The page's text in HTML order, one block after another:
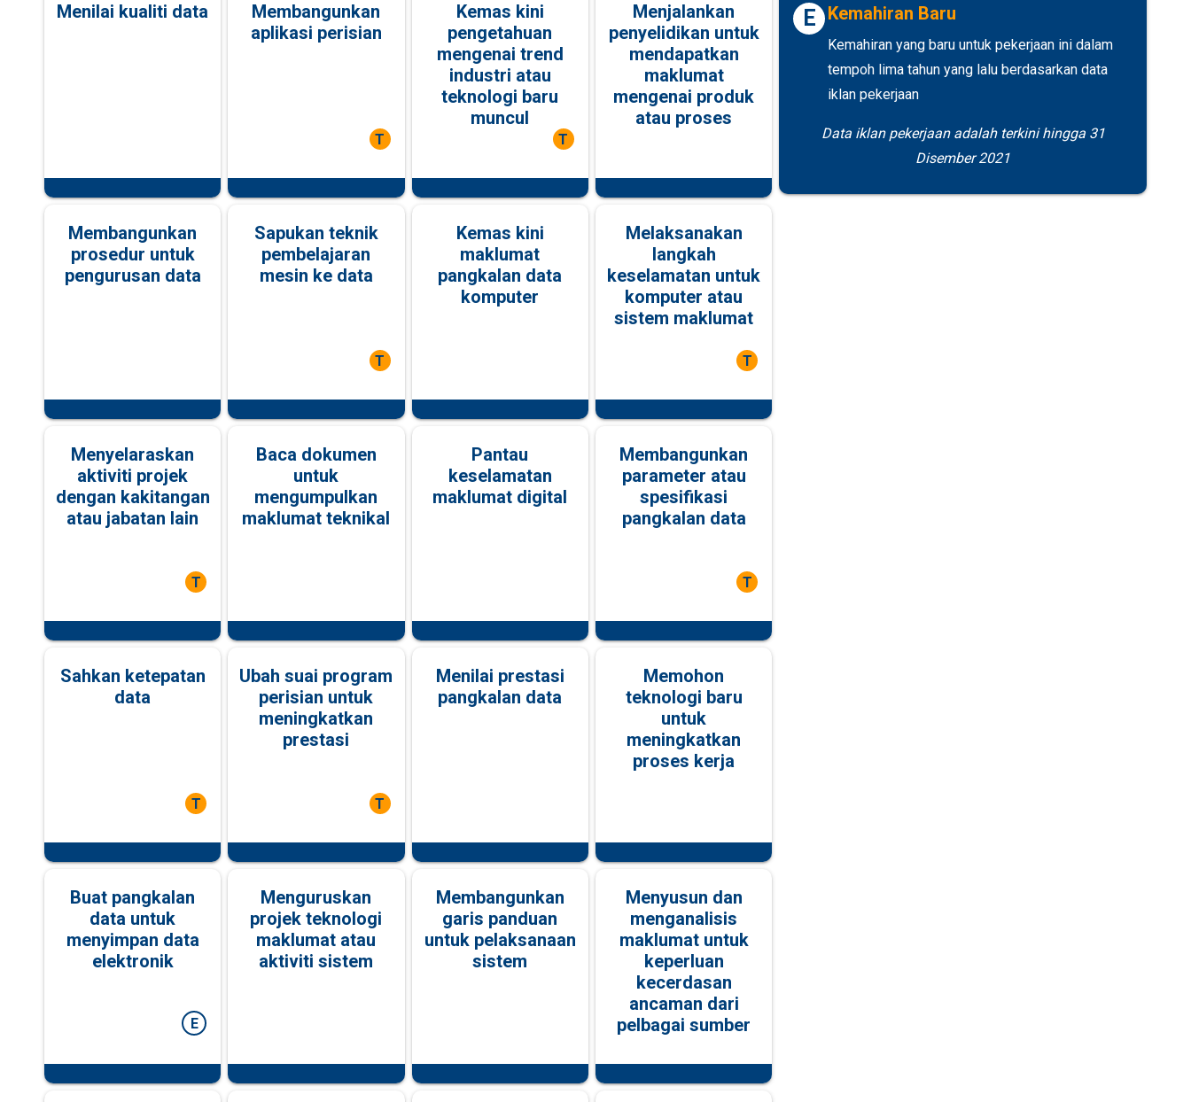
Menilai kualiti data
Membangunkan
aplikasi perisian
T
Kemas kini
pengetahuan
mengenai trend
industri atau
teknologi baru
muncul
T
Menjalankan
penyelidikan untuk
mendapatkan
maklumat
mengenai produk
atau proses
Membangunkan
prosedur untuk
pengurusan data
Sapukan teknik
pembelajaran
mesin ke data
T
Kemas kini
maklumat
pangkalan data
komputer
Melaksanakan
langkah
keselamatan untuk
komputer atau
sistem maklumat
T
Menyelaraskan
aktiviti projek
dengan kakitangan
atau jabatan lain
T
Baca dokumen
untuk
mengumpulkan
maklumat teknikal
Pantau
keselamatan
maklumat digital
Membangunkan
parameter atau
spesifikasi
pangkalan data
T
Sahkan ketepatan
data
T
Ubah suai program
perisian untuk
meningkatkan
prestasi
T
Menilai prestasi
pangkalan data
Memohon
teknologi baru
untuk
meningkatkan
proses kerja
Buat pangkalan
data untuk
menyimpan data
elektronik
E
Menguruskan
projek teknologi
maklumat atau
aktiviti sistem
Membangunkan
garis panduan
untuk pelaksanaan
sistem
Menyusun dan
menganalisis
maklumat untuk
keperluan
kecerdasan
ancaman dari
pelbagai sumber
E Kemahiran Baru
Kemahiran yang baru untuk pekerjaan ini dalam
tempoh lima tahun yang lalu berdasarkan data
iklan pekerjaan
Data iklan pekerjaan adalah terkini hingga 31
Disember 2021